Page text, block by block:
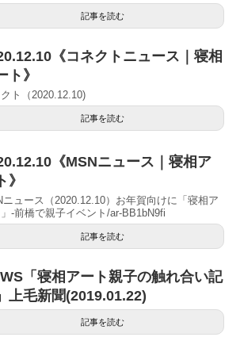
記事を読む
《コネクトニュース｜寝相
ト》
ト（2020.12.10)
記事を読む
《MSNニュース｜寝相ア
》
ニュース（2020.12.10）お年賀向けに「寝相ア
-前橋で親子イベント/ar-BB1bN9fi
記事を読む
「寝相アート親子の触れ合い記
上毛新聞(2019.01.22)
記事を読む